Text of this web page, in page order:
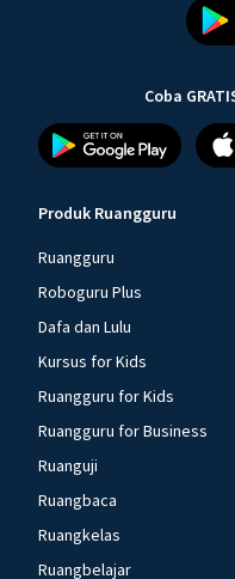
Coba
Produk Ruangguru
Ruangguru
Roboguru Plus
Dafa dan Lulu
Kursus for Kids
Ruangguru for Kids
Ruangguru for Business
Ruanguji
Ruangbaca
Ruangkelas
Ruangbelajar